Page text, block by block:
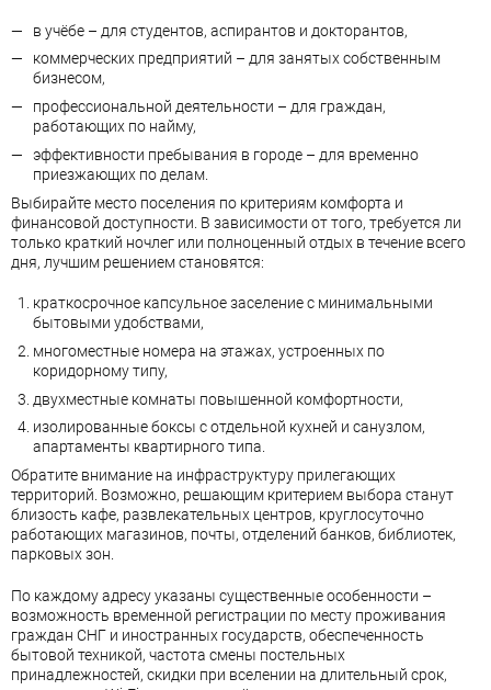
в учёбе – для студентов, аспирантов и докторантов,
коммерческих предприятий – для занятых собственным
бизнесом,
профессиональной деятельности – для граждан,
работающих по найму,
эффективности пребывания в городе – для временно
приезжающих по делам.
Выбирайте место поселения по критериям комфорта и
финансовой доступности. В зависимости от того, требуется ли
только краткий ночлег или полноценный отдых в течение всего
дня, лучшим решением становятся:
краткосрочное капсульное заселение с минимальными
бытовыми удобствами,
многоместные номера на этажах, устроенных по
коридорному типу,
двухместные комнаты повышенной комфортности,
изолированные боксы с отдельной кухней и санузлом,
апартаменты квартирного типа.
Обратите внимание на инфраструктуру прилегающих
территорий. Возможно, решающим критерием выбора станут
близость кафе, развлекательных центров, круглосуточно
работающих магазинов, почты, отделений банков, библиотек,
парковых зон.
По каждому адресу указаны существенные особенности –
возможность временной регистрации по месту проживания
граждан СНГ и иностранных государств, обеспеченность
бытовой техникой, частота смены постельных
принадлежностей, скидки при вселении на длительный срок,